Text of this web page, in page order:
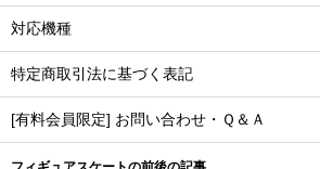
対応機種
特定商取引法に基づく表記
[有料会員限定] お問い合わせ・Ｑ＆Ａ